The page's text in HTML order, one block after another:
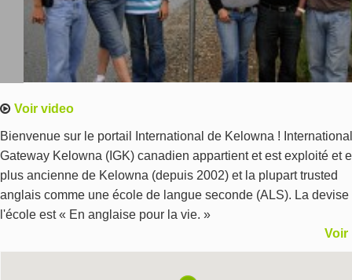
Voir video
Bienvenue sur le portail International de Kelowna ! International
Gateway Kelowna (IGK) canadien appartient et est exploité et
plus ancienne de Kelowna (depuis 2002) et la plupart trusted
anglais comme une école de langue seconde (ALS). La devise
l'école est « En anglaise pour la vie. »
Voir